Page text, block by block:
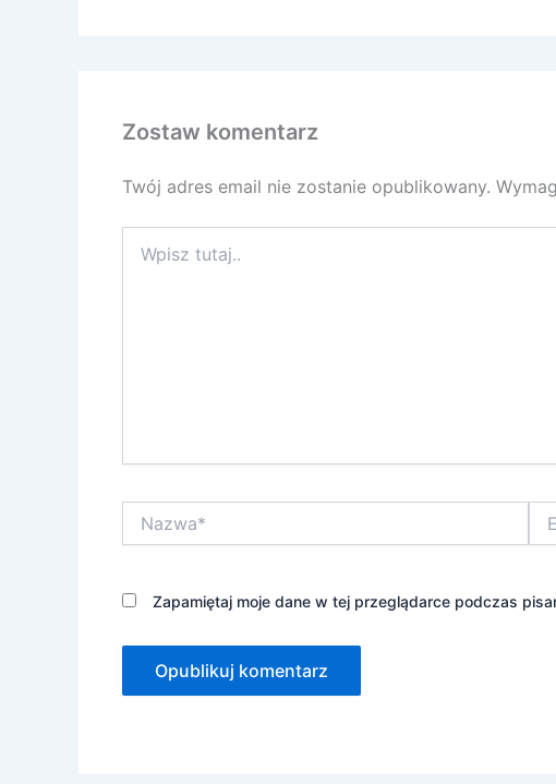
Zostaw komentarz
Twój adres email nie zostanie opublikowany.
tutaj..
mail*
Zapamiętaj moje dane w tej przeglądarce podczas